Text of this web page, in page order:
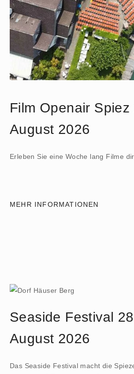
Film Openair Spiez
August 2026
Erleben Sie eine Woche lang Filme
MEHR INFORMATIONEN
Seaside Festival
August 2026
Das Seaside Festival macht die